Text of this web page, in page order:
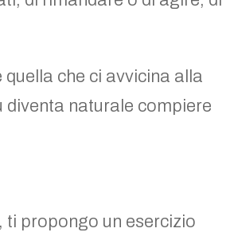
che ci avvicina alla
naturale compiere
ti propongo un esercizio